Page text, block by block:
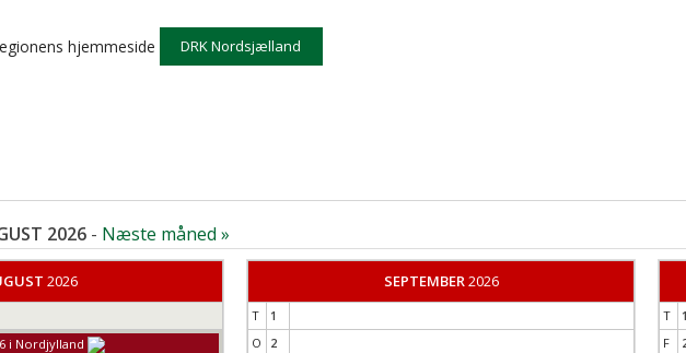
hjemmeside DRK Nordsjælland
2026 - Næste måned »
2026
i Nordjylland
SEPTEMBER 2026
T
1
O
2
T
1
F